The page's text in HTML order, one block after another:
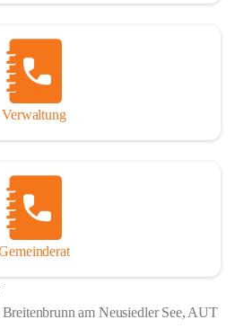
Verwaltung
Breitenbrunn am Neusiedler See, AUT